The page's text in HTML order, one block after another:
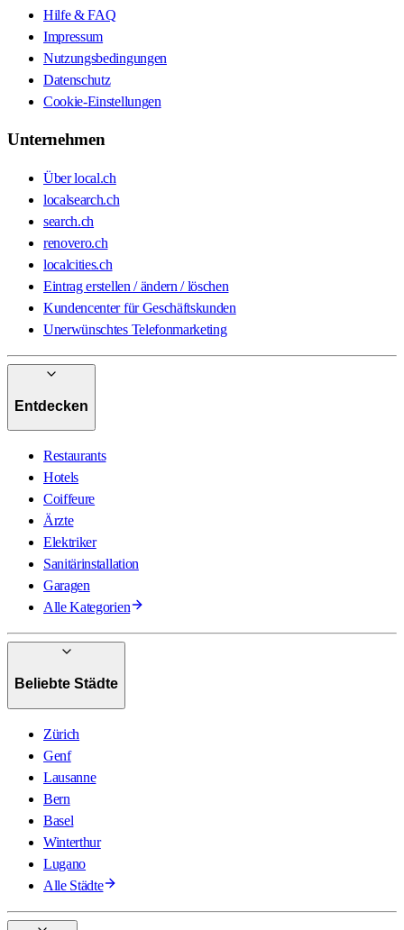
Hilfe & FAQ
Impressum
Nutzungsbedingungen
Datenschutz
Cookie-Einstellungen
Unternehmen
Über local.ch
localsearch.ch
search.ch
renovero.ch
localcities.ch
Eintrag erstellen / ändern / löschen
Kundencenter für Geschäftskunden
Unerwünschtes Telefonmarketing
Entdecken
Restaurants
Hotels
Coiffeure
Ärzte
Elektriker
Sanitärinstallation
Garagen
Alle Kategorien
Beliebte Städte
Zürich
Genf
Lausanne
Bern
Basel
Winterthur
Lugano
Alle Städte